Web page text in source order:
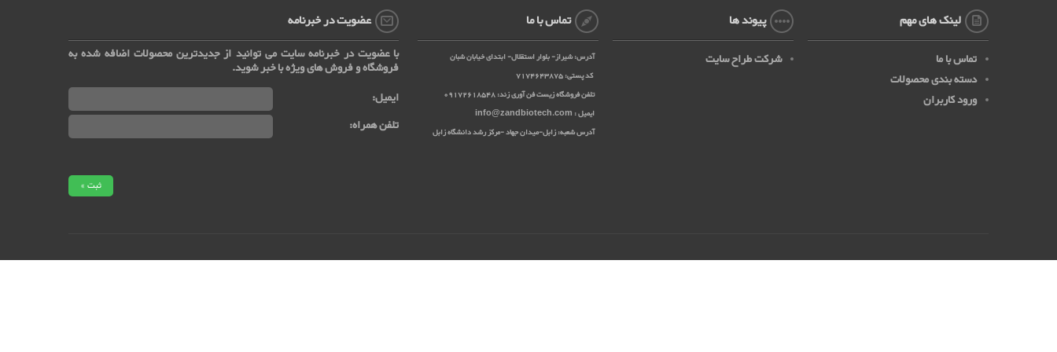
لینک های مهم
تماس با ما
دسته بندی محصولات
ورود کاربران
پیوند ها
شرکت طراح سایت
تماس با ما
آدرس: شیراز- بلوار استقلال- ابتدای خیابان شبان
کد پستی: 7174643875
تلفن فروشگاه زیست فن آوری زند: 09172618548
ایمیل : info@zandbiotech.com
آدرس شعبه: زابل-میدان جهاد -مرکز رشد دانشگاه زابل
عضویت در خبرنامه
با عضویت در خبرنامه سایت می توانید از جدیدترین محصولات اضافه شده به
فروشگاه و فروش های ویژه با خبر شوید.
ایمیل:
تلفن همراه: